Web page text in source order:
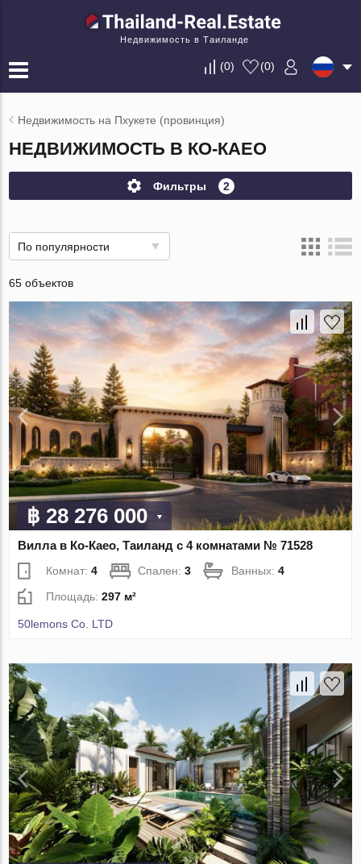
Недвижимость в Таиланде
(0) (0)
Недвижимость на Пхукете (провинция)
НЕДВИЖИМОСТЬ В КО-КАЕО
Фильтры 2
По популярности
65 объектов
฿ 28 276 000
Вилла в Ко-Каео, Таиланд с 4 комнатами № 71528
Комнат:4 Спален:3 Ванных:4
Площадь:297 м²
50lemons Co. LTD